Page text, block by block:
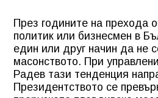
През годините на прехода
политик или бизнесмен в
един или друг начин да не
масонството. При
Радев тази тенденция
Президентството се